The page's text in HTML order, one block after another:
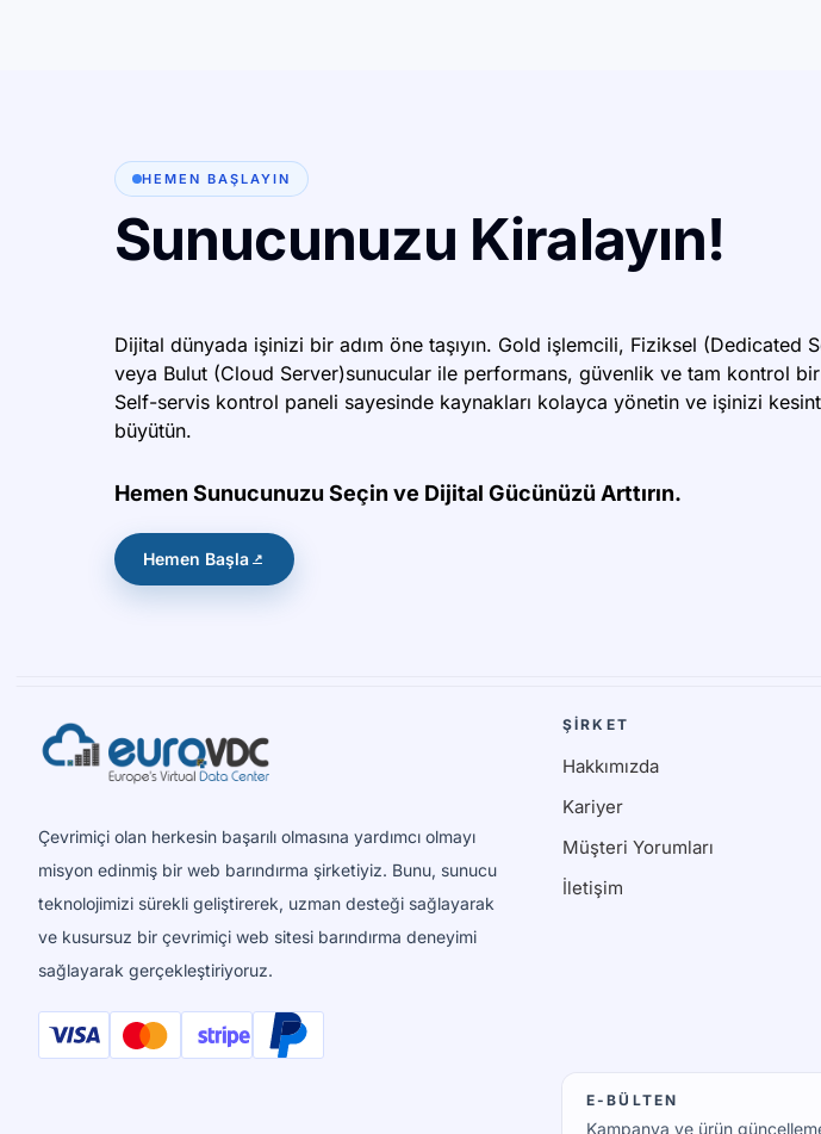
HEMEN BAŞLAYIN
Sunucunuzu Kiralayın!
Dijital dünyada işinizi bir adım öne taşıyın. Gold işlemcili, Fiziksel (Dedicated
veya Bulut (Cloud Server)sunucular ile performans, güvenlik ve tam kontrol
Self-servis kontrol paneli sayesinde kaynakları kolayca yönetin ve işinizi
büyütün.
Hemen Sunucunuzu Seçin ve Dijital Gücünüzü Arttırın.
Hemen Başla
Çevrimiçi olan herkesin başarılı olmasına yardımcı olmayı
misyon edinmiş bir web barındırma şirketiyiz. Bunu, sunucu
teknolojimizi sürekli geliştirerek, uzman desteği sağlayarak
ve kusursuz bir çevrimiçi web sitesi barındırma deneyimi
sağlayarak gerçekleştiriyoruz.
ŞİRKET
Hakkımızda
Kariyer
Müşteri Yorumları
İletişim
E-BÜLTEN
Kampanya ve ürün